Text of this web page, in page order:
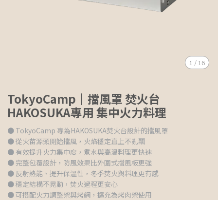
1 / 16
TokyoCamp｜擋風罩 焚火台
HAKOSUKA專用 集中火力料理
● TokyoCamp 專為HAKOSUKA焚火台設計的擋風罩
● 從火苗源頭開始擋風，火焰穩定直上不亂飄
● 有效提升火力集中度，煮水與高溫料理更快速
● 完整包覆設計，防風效果比外圍式擋風板更強
● 反射熱能、提升保溫性，冬季焚火與料理更有感
● 穩定結構不晃動，焚火過程更安心
● 可搭配火力調整架與烤網，擴充為烤肉架使用